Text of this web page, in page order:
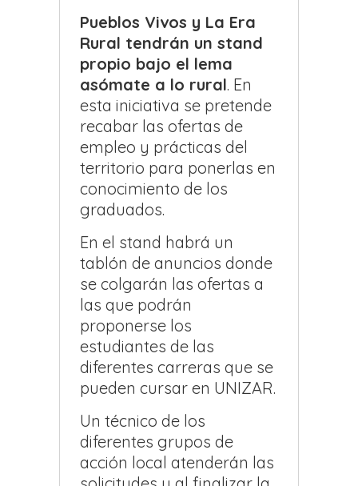
Pueblos Vivos y La Era
Rural tendrán un stand
propio bajo el lema
asómate a lo rural. En
esta iniciativa se pretende
recabar las ofertas de
empleo y prácticas del
territorio para ponerlas en
conocimiento de los
graduados.
En el stand habrá un
tablón de anuncios donde
se colgarán las ofertas a
las que podrán
proponerse los
estudiantes de las
diferentes carreras que se
pueden cursar en UNIZAR.
Un técnico de los
diferentes grupos de
acción local atenderán las